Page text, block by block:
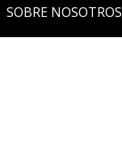
SOBRE NOSOTROS